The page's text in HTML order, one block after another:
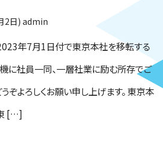
2日) admin
年7月1日付で東京本社を移転する
機に社員一同、一層社業に励む所存でご
ぞよろしくお願い申し上げます。 東京本
[…]